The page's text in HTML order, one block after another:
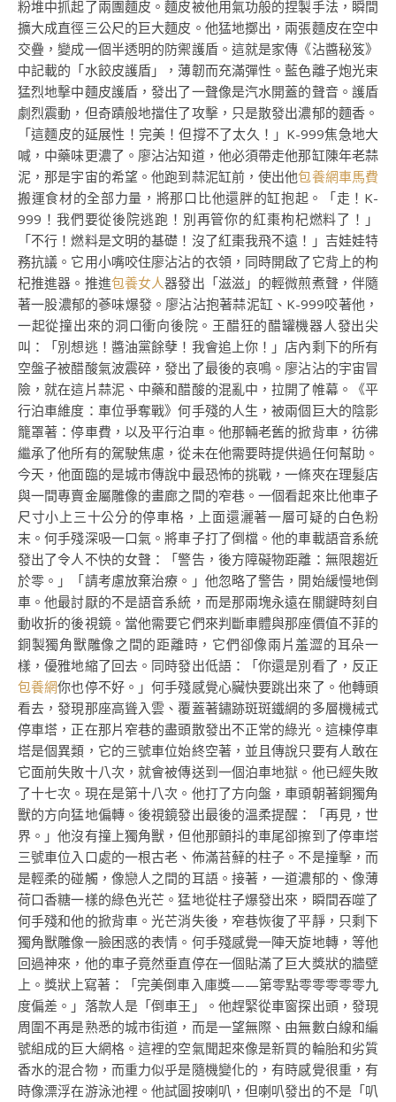
粉堆中抓起了兩團麵皮。麵皮被他用氣功般的捏製手法，瞬間
擴大成直徑三公尺的巨大麵皮。他猛地擲出，兩張麵皮在空中
交疊，變成一個半透明的防禦護盾。這就是家傳《沾醬秘笈》
中記載的「水餃皮護盾」，薄韌而充滿彈性。藍色離子炮光束
猛烈地擊中麵皮護盾，發出了一聲像是汽水開蓋的聲音。護盾
劇烈震動，但奇蹟般地擋住了攻擊，只是散發出濃郁的麵香。
「這麵皮的延展性！完美！但撐不了太久！」K-999焦急地大
喊，中藥味更濃了。廖沾沾知道，他必須帶走他那缸陳年老蒜
泥，那是宇宙的希望。他跑到蒜泥缸前，使出他包養網車馬費
搬運食材的全部力量，將那口比他還胖的缸抱起。「走！K-
999！我們要從後院逃跑！別再管你的紅棗枸杞燃料了！」
「不行！燃料是文明的基礎！沒了紅棗我飛不遠！」吉娃娃特
務抗議。它用小嘴咬住廖沾沾的衣領，同時開啟了它背上的枸
杞推進器。推進包養女人器發出「滋滋」的輕微煎煮聲，伴隨
著一股濃郁的蔘味爆發。廖沾沾抱著蒜泥缸、K-999咬著他，
一起從撞出來的洞口衝向後院。王醋狂的醋罐機器人發出尖
叫：「別想逃！醬油黨餘孽！我會追上你！」店內剩下的所有
空盤子被醋酸氣波震碎，發出了最後的哀鳴。廖沾沾的宇宙冒
險，就在這片蒜泥、中藥和醋酸的混亂中，拉開了帷幕。《平
行泊車維度：車位爭奪戰》何手殘的人生，被兩個巨大的陰影
籠罩著：停車費，以及平行泊車。他那輛老舊的掀背車，彷彿
繼承了他所有的駕駛焦慮，從未在他需要時提供過任何幫助。
今天，他面臨的是城市傳說中最恐怖的挑戰，一條夾在理髮店
與一間專賣金屬雕像的畫廊之間的窄巷。一個看起來比他車子
尺寸小上三十公分的停車格，上面還灑著一層可疑的白色粉
末。何手殘深吸一口氣。將車子打了倒檔。他的車載語音系統
發出了令人不快的女聲：「警告，後方障礙物距離：無限趨近
於零。」「請考慮放棄治療。」他忽略了警告，開始緩慢地倒
車。他最討厭的不是語音系統，而是那兩塊永遠在關鍵時刻自
動收折的後視鏡。當他需要它們來判斷車體與那座價值不菲的
銅製獨角獸雕像之間的距離時，它們卻像兩片羞澀的耳朵一
樣，優雅地縮了回去。同時發出低語：「你還是別看了，反正
包養網你也停不好。」何手殘感覺心臟快要跳出來了。他轉頭
看去，發現那座高聳入雲、覆蓋著鏽跡斑斑鐵網的多層機械式
停車塔，正在那片窄巷的盡頭散發出不正常的綠光。這棟停車
塔是個異類，它的三號車位始終空著，並且傳說只要有人敢在
它面前失敗十八次，就會被傳送到一個泊車地獄。他已經失敗
了十七次。現在是第十八次。他打了方向盤，車頭朝著銅獨角
獸的方向猛地偏轉。後視鏡發出最後的溫柔提醒：「再見，世
界。」他沒有撞上獨角獸，但他那顫抖的車尾卻擦到了停車塔
三號車位入口處的一根古老、佈滿苔蘚的柱子。不是撞擊，而
是輕柔的碰觸，像戀人之間的耳語。接著，一道濃郁的、像薄
荷口香糖一樣的綠色光芒。猛地從柱子爆發出來，瞬間吞噬了
何手殘和他的掀背車。光芒消失後，窄巷恢復了平靜，只剩下
獨角獸雕像一臉困惑的表情。何手殘感覺一陣天旋地轉，等他
回過神來，他的車子竟然垂直停在一個貼滿了巨大獎狀的牆壁
上。獎狀上寫著：「完美倒車入庫獎——第零點零零零零零九
度偏差。」落款人是「倒車王」。他趕緊從車窗探出頭，發現
周圍不再是熟悉的城市街道，而是一望無際、由無數白線和編
號組成的巨大網格。這裡的空氣聞起來像是新買的輪胎和劣質
香水的混合物，而重力似乎是隨機變化的，有時感覺很重，有
時像漂浮在游泳池裡。他試圖按喇叭，但喇叭發出的不是「叭